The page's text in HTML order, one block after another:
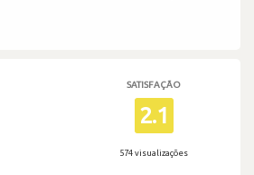
SATISFAÇÃO
2.1
574 visualizações